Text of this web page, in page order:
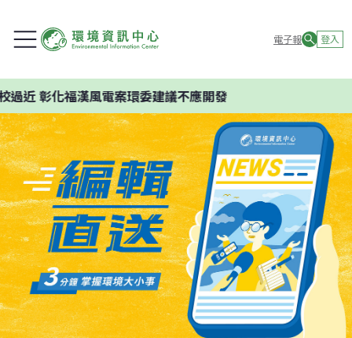
電子報 登入
近 彰化福漢風電案環委建議不應開發